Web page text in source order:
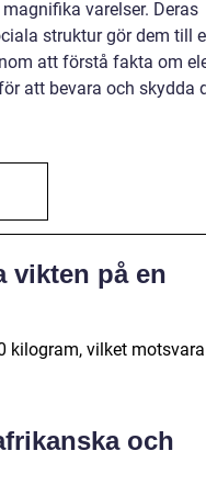
varelser. Deras
struktur gör dem till
att förstå fakta om
att bevara och skydda
vikten på en
kilogram, vilket
och